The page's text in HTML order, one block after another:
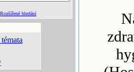
Rozšířené hledání